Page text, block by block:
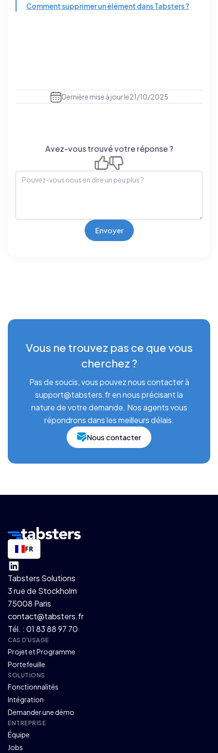
Comment supprimer un élément dans Tabsters ?
Dernière mise à jour le21/10/2025
Avez-vous trouvé votre réponse ?
Vous ne trouvez pas ce que vous
cherchez ?
Pas de soucis, vous pouvez nous contacter à
support@tabsters.fr en nous précisant la
nature de votre demande. Nos agents vous
répondrons dans les meilleurs délais.
Nous contacter
FR
Tabsters Solutions
3 rue de Stockholm
75008 Paris
contact@tabsters.fr
Tél. : 01 83 88 97 70
CAS D'USAGE
Projet et Programme
Portefeuille
SOLUTIONS
Fonctionnalités
Intégration
Demander une démo
ENTREPRISE
Équipe
Jobs